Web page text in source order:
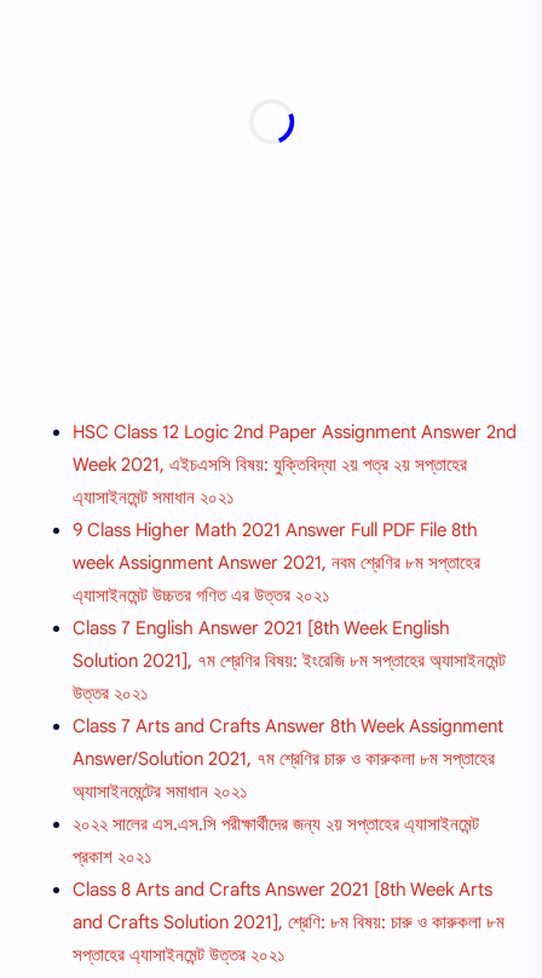
HSC Class 12 Logic 2nd Paper Assignment Answer 2nd
Week 2021, এইচএসসি বিষয়: যুক্তিবিদ্যা ২য় পত্র ২য় সপ্তাহের
এ্যাসাইনমেন্ট সমাধান ২০২১
9 Class Higher Math 2021 Answer Full PDF File 8th
week Assignment Answer 2021, নবম শ্রেণির ৮ম সপ্তাহের
এ্যাসাইনমেন্ট উচ্চতর গণিত এর উত্তর ২০২১
Class 7 English Answer 2021 [8th Week English
Solution 2021], ৭ম শ্রেণির বিষয়: ইংরেজি ৮ম সপ্তাহের অ্যাসাইনমেন্ট
উত্তর ২০২১
Class 7 Arts and Crafts Answer 8th Week Assignment
Answer/Solution 2021, ৭ম শ্রেণির চারু ও কারুকলা ৮ম সপ্তাহের
অ্যাসাইনমেন্টের সমাধান ২০২১
২০২২ সালের এস.এস.সি পরীক্ষার্থীদের জন্য ২য় সপ্তাহের এ্যাসাইনমেন্ট
প্রকাশ ২০২১
Class 8 Arts and Crafts Answer 2021 [8th Week Arts
and Crafts Solution 2021], শ্রেণি: ৮ম বিষয়: চারু ও কারুকলা ৮ম
সপ্তাহের এ্যাসাইনমেন্ট উত্তর ২০২১